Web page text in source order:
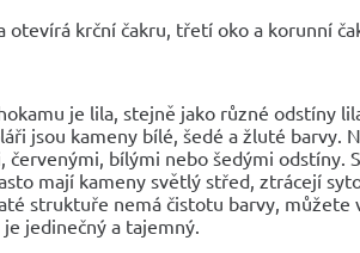
otevírá krční čakru, třetí oko a korunní
je lila, stejně jako různé odstíny
jsou kameny bílé, šedé a žluté barvy.
červenými, bílými nebo šedými odstíny.
mají kameny světlý střed, ztrácejí
struktuře nemá čistotu barvy, můžete
jedinečný a tajemný.